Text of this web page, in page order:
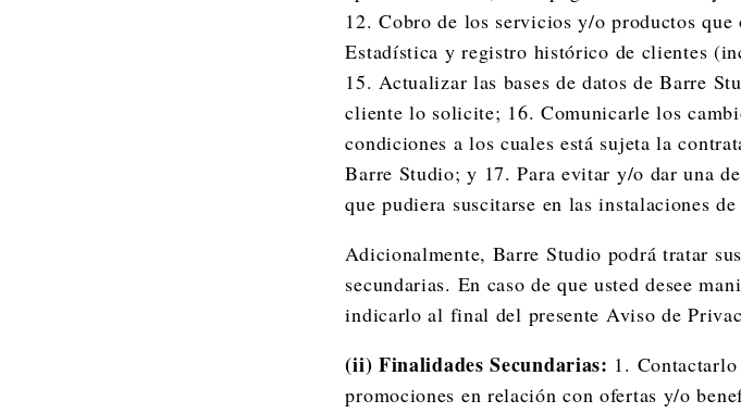
12. Cobro de los servicios y/o productos
Estadística y registro histórico de clientes
15. Actualizar las bases de datos de Barre
cliente lo solicite; 16. Comunicarle los
condiciones a los cuales está sujeta la
Barre Studio; y 17. Para evitar y/o dar una
que pudiera suscitarse en las instalaciones
Adicionalmente, Barre Studio podrá tratar
secundarias. En caso de que usted desee
indicarlo al final del presente Aviso de
(ii) Finalidades Secundarias: 1.
promociones en relación con ofertas y/o